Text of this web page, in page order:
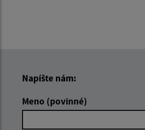
Napíšte nám:
Meno (povinné)